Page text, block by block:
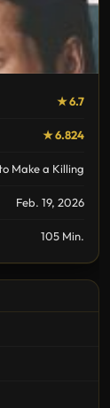
★ 6.7
★ 6.824
Make a Killing
Feb. 19, 2026
105 Min.